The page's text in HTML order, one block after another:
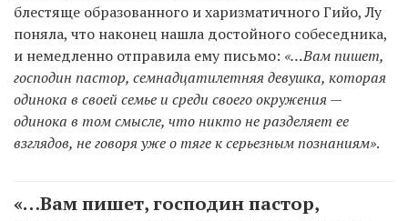
блестяще образованного и харизматичного Гийо, Лу
поняла, что наконец нашла достойного собеседника,
и немедленно отправила ему письмо: «…Вам пишет,
господин пастор, семнадцатилетняя девушка, которая
одинока в своей семье и среди своего окружения —
одинока в том смысле, что никто не разделяет ее
взглядов, не говоря уже о тяге к серьезным познаниям».
«…Вам пишет, господин пастор,